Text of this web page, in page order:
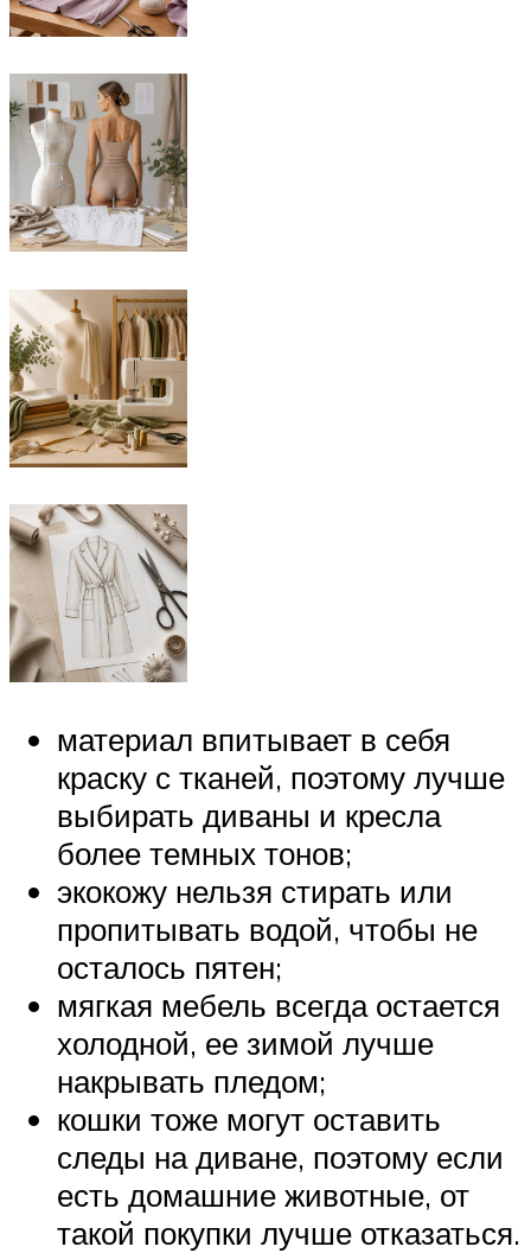
материал впитывает в себя
краску с тканей, поэтому лучше
выбирать диваны и кресла
более темных тонов;
экокожу нельзя стирать или
пропитывать водой, чтобы не
осталось пятен;
мягкая мебель всегда остается
холодной, ее зимой лучше
накрывать пледом;
кошки тоже могут оставить
следы на диване, поэтому если
есть домашние животные, от
такой покупки лучше отказаться.